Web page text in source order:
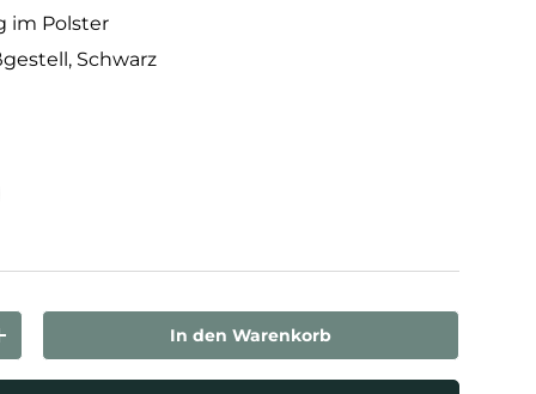
laden
im Polster
Schwarz
erhöhen In den Warenkorb